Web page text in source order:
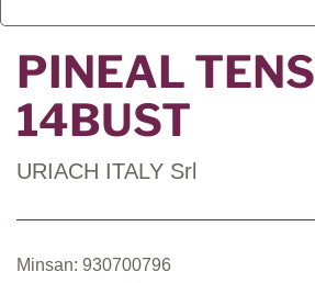
PINEAL TENS
14BUST
URIACH ITALY Srl
Minsan: 930700796